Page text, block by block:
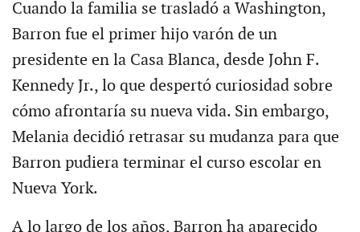
Cuando la familia se trasladó a Washington,
Barron fue el primer hijo varón de un
presidente en la Casa Blanca, desde John F.
Kennedy Jr., lo que despertó curiosidad sobre
cómo afrontaría su nueva vida. Sin embargo,
Melania decidió retrasar su mudanza para que
Barron pudiera terminar el curso escolar en
Nueva York.
A lo largo de los años, Barron ha aparecido